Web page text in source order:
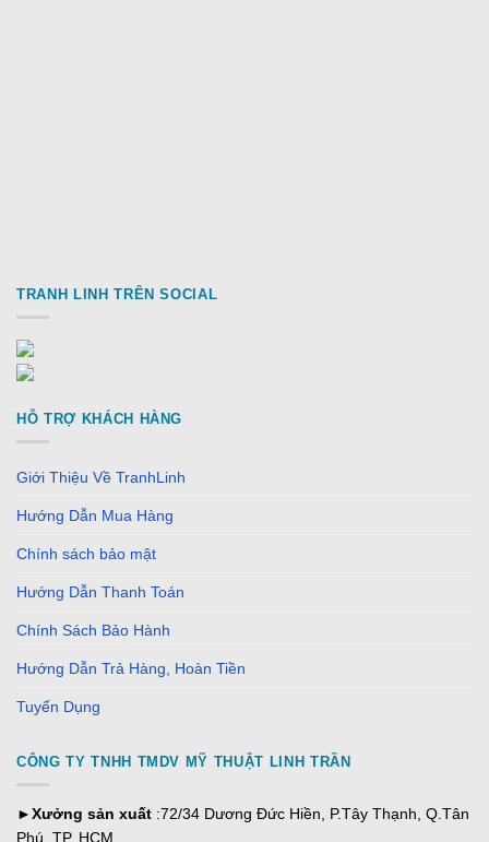
TRANH LINH TRÊN SOCIAL
HỖ TRỢ KHÁCH HÀNG
Giới Thiệu Về TranhLinh
Hướng Dẫn Mua Hàng
Chính sách bảo mật
Hướng Dẫn Thanh Toán
Chính Sách Bảo Hành
Hướng Dẫn Trả Hàng, Hoàn Tiền
Tuyển Dụng
CÔNG TY TNHH TMDV MỸ THUẬT LINH TRẦN
►Xưởng sản xuất :72/34 Dương Đức Hiền, P.Tây Thạnh, Q.Tân
Phú, TP. HCM